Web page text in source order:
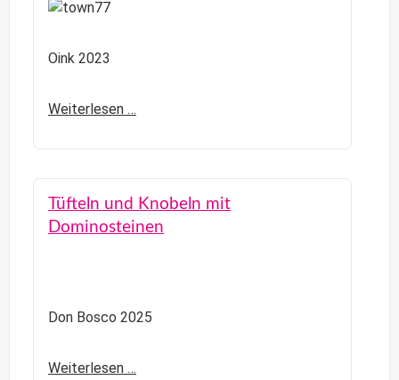
Oink 2023
Weiterlesen …
Tüfteln und Knobeln mit
Dominosteinen
Don Bosco 2025
Weiterlesen …